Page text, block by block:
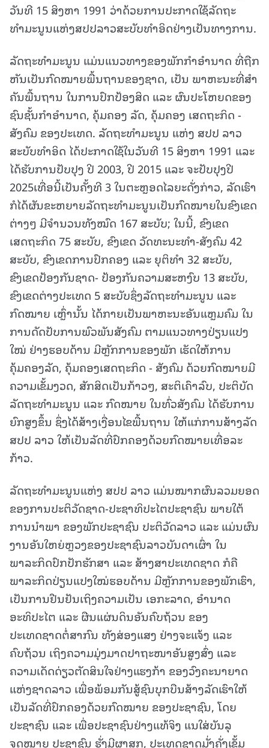
ວັນທີ 15 ສິງຫາ 1991 ວ່າດ້ວຍການປະກາດໃຊ້ລັດຖະ
ທຳມະນູນແຫ່ງສປປລາວສະບັບທຳອິດຢ່າງເປັນທາງການ.
ລັດຖະທຳມະນູນ ແມ່ນແນວທາງຂອງພັກກຳອຳນາດ ທີ່ຖືກ
ຫັນເປັນກົດໝາຍພື້ນຖານຂອງຊາດ, ເປັນ ພາຫະນະທີ່ສໍາ
ຄັນພື້ນຖານ ໃນການປົກປ້ອງສິດ ແລະ ຜົນປະໂຫຍດຂອງ
ຊົນຊັ້ນກຳອຳນາດ, ຄຸ້ມຄອງ ລັດ, ຄຸ້ມຄອງ ເສດຖະກິດ -
ສັງຄົມ ຂອງປະເທດ. ລັດຖະທຳມະນູນ ແຫ່ງ ສປປ ລາວ
ສະບັບທຳອິດ ໄດ້ປະກາດໃຊ້ໃນວັນທີ 15 ສິງຫາ 1991 ແລະ
ໄດ້ຮັບການປັບປຸງ ປີ 2003, ປີ 2015 ແລະ ຈະປັບປຸງປີ
2025ເທື່ອນີ້ເປັນຄັ້ງທີ 3 ໃນຕະຫຼອດໄລຍະດັ່ງກ່າວ, ລັດເຮົາ
ກໍໄດ້ຜັນຂະຫຍາຍລັດຖະທຳມະນູນເປັນກົດໝາຍໃນຂົງເຂດ
ຕ່າງໆ ມີຈຳນວນທັງໝົດ 167 ສະບັບ; ໃນນີ້, ຂົງເຂດ
ເສດຖະກິດ 75 ສະບັບ, ຂົງເຂດ ວັດທະນະທໍາ-ສັງຄົມ 42
ສະບັບ, ຂົງເຂດການປົກຄອງ ແລະ ຍຸຕິທໍາ 32 ສະບັບ,
ຂົງເຂດປ້ອງກັນຊາດ- ປ້ອງກັນຄວາມສະຫງົບ 13 ສະບັບ,
ຂົງເຂດຕ່າງປະເທດ 5 ສະບັບຊຶ່ງລັດຖະທຳມະນູນ ແລະ
ກົດໝາຍ ເຫຼົ່ານັ້ນ ໄດ້ກາຍເປັນພາຫະນະອັນແຫຼມຄົມ ໃນ
ການດັດປັບການພົວພັນສັງຄົມ ຕາມແນວທາງປ່ຽນແປງ
ໃໝ່ ຢ່າງຮອບດ້ານ ມີຫຼັກການຂອງພັກ ເຮັດໃຫ້ການ
ຄຸ້ມຄອງລັດ, ຄຸ້ມຄອງເສດຖະກິດ - ສັງຄົມ ດ້ວຍກົດໝາຍມີ
ຄວາມເຂັ້ມງວດ, ສັກສິດເປັນກ້າວໆ, ສະຕິເຄົາລົບ, ປະຕິບັດ
ລັດຖະທຳມະນູນ ແລະ ກົດໝາຍ ໃນທົ່ວສັງຄົມ ໄດ້ຮັບການ
ຍົກສູງຂຶ້ນ ຊຶ່ງໄດ້ສ້າງເງື່ອນໄຂພື້ນຖານ ໃຫ້ແກ່ການສ້າງລັດ
ສປປ ລາວ ໃຫ້ເປັນລັດທີ່ປົກຄອງດ້ວຍກົດໝາຍເທື່ອລະ
ກ້າວ.
ລັດຖະທຳມະນູນແຫ່ງ ສປປ ລາວ ແມ່ນໝາກຜົນລວມຍອດ
ຂອງການປະຕິວັດຊາດ-ປະຊາທິປະໄຕປະຊາຊົນ ພາຍໃຕ້
ການນໍາພາ ຂອງພັກປະຊາຊົນ ປະຕິວັດລາວ ແລະ ແມ່ນຜົນ
ງານອັນໃຫຍ່ຫຼວງຂອງປະຊາຊົນລາວບັນດາເຜົ່າ ໃນ
ພາລະກິດປົກປັກຮັກສາ ແລະ ສ້າງສາປະເທດຊາດ ກໍຄື
ພາລະກິດປ່ຽນແປງໃໝ່ຮອບດ້ານ ມີຫຼັກການຂອງພັກເຮົາ,
ເປັນການຢືນຢັນເຖິງຄວາມເປັນ ເອກະລາດ, ອຳນາດ
ອະທິປະໄຕ ແລະ ຜືນແຜ່ນດິນອັນຄົບຖ້ວນ ຂອງ
ປະເທດຊາດຕໍ່ສາກົນ ທັງສ່ອງແສງ ຢ່າງຈະແຈ້ງ ແລະ
ຄົບຖ້ວນ ເຖິງຄວາມມຸ່ງມາດປາຖະໜາອັນສູງສົ່ງ ແລະ
ຄວາມເດັດດ່ຽວຕັດສິນໃຈຢ່າງແຮງກ້າ ຂອງວົງຄະນາຍາດ
ແຫ່ງຊາດລາວ ເພື່ອພ້ອມກັນສູ້ຊົນບຸກບືນສ້າງລັດເຮົາໃຫ້
ເປັນລັດທີ່ປົກຄອງດ້ວຍກົດໝາຍ ຂອງປະຊາຊົນ, ໂດຍ
ປະຊາຊົນ ແລະ ເພື່ອປະຊາຊົນຢ່າງແທ້ຈິງ ແນໃສ່ບັນລຸ
ຈຸດໝາຍ ປະຊາຊົນ ຮັ່ງມີຜາສຸກ, ປະເທດຊາດມັ່ງຄັ່ງເຂັ້ມ